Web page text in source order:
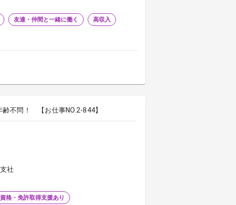
友達・仲間と一緒に働く 高収入
不問！ 【お仕事NO.2-844】
社
資格・免許取得支援あり